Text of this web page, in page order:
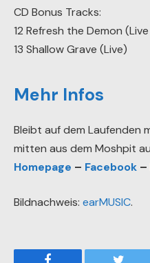
CD Bonus Tracks:
12 Refresh the Demon
13 Shallow Grave (Live)
Mehr Infos
Bleibt auf dem Laufenden
mitten aus dem Moshpit
Homepage – Facebook –
Bildnachweis: earMUSIC.